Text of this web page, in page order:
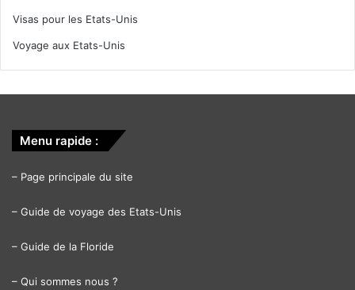
Visas pour les Etats-Unis
Voyage aux Etats-Unis
Menu rapide :
– Page principale du site
– Guide de voyage des Etats-Unis
– Guide de la Floride
– Qui sommes nous ?